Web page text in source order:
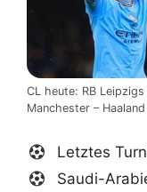
CL heute: RB
Manchester –
Letztes
Saudi-